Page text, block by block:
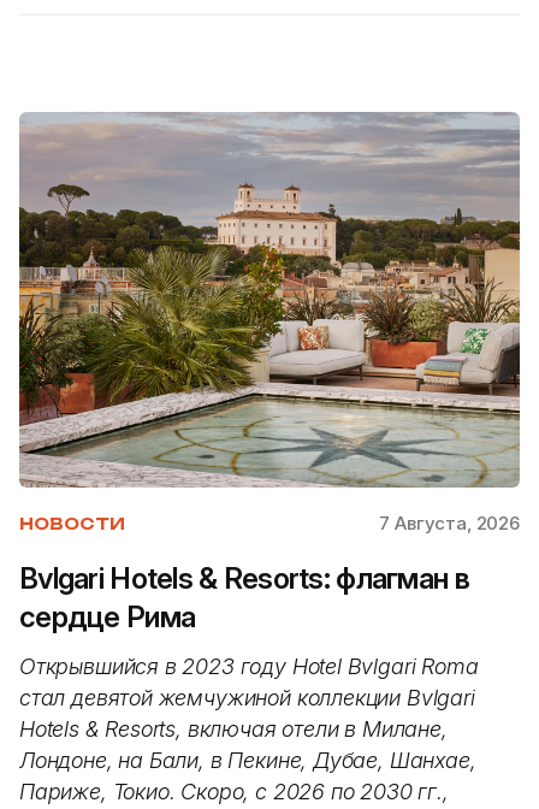
НОВОСТИ 7 Августа, 2026
Bvlgari Hotels & Resorts: флагман в
сердце Рима
Открывшийся в 2023 году Hotel Bvlgari Roma
стал девятой жемчужиной коллекции Bvlgari
Hotels & Resorts, включая отели в Милане,
Лондоне, на Бали, в Пекине, Дубае, Шанхае,
Париже, Токио. Скоро, с 2026 по 2030 гг.,